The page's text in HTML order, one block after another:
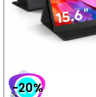
-20%